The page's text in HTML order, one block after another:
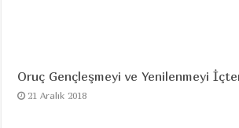
Oruç Gençleşmeyi ve Yenilenmeyi
21 Aralık 2018